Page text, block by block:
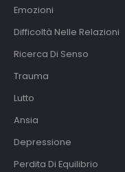
Emozioni
Difficoltà Nelle Relazioni
Ricerca Di Senso
Trauma
Lutto
Ansia
Depressione
Perdita Di Equilibrio